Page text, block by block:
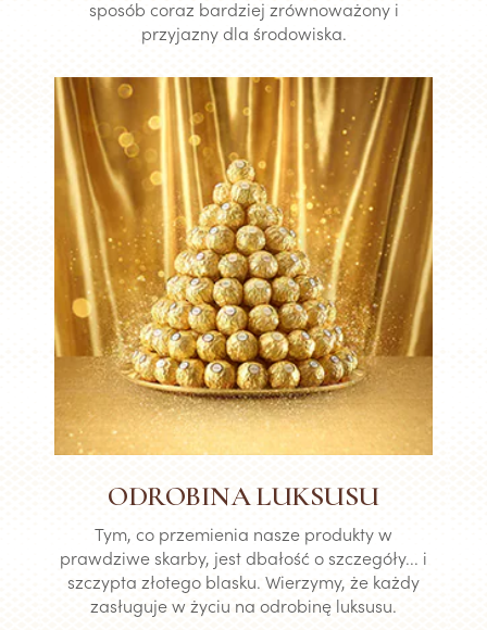
sposób coraz bardziej zrównoważony i
przyjazny dla środowiska.
ODROBINA LUKSUSU
Tym, co przemienia nasze produkty w
prawdziwe skarby, jest dbałość o szczegóły... i
szczypta złotego blasku. Wierzymy, że każdy
zasługuje w życiu na odrobinę luksusu.